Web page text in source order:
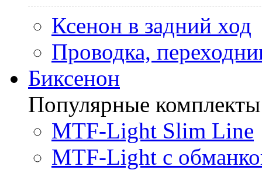
Ксенон в задний ход
Проводка,
Биксенон
Популярные комплекты
MTF-Light Slim Line
MTF-Light с